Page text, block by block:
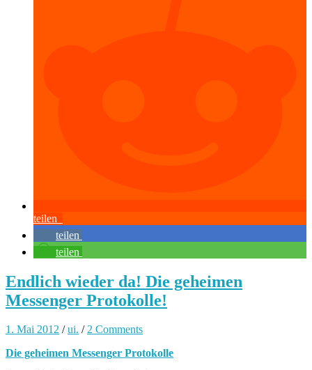
teilen
teilen
teilen
Endlich wieder da! Die geheimen
Messenger Protokolle!
1. Mai 2012 /ui. /2 Comments
Die geheimen Messenger Protokolle